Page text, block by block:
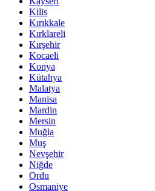
Kilis
Kırıkkale
Kırklareli
Kırşehir
Kocaeli
Konya
Kütahya
Malatya
Manisa
Mardin
Mersin
Muğla
Muş
Nevşehir
Niğde
Ordu
Osmaniye